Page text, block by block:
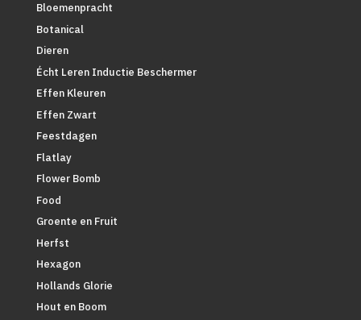
Bloemenpracht
Botanical
Dieren
Écht Leren Inductie Beschermer
Effen Kleuren
Effen Zwart
Feestdagen
Flatlay
Flower Bomb
Food
Groente en Fruit
Herfst
Hexagon
Hollands Glorie
Hout en Boom